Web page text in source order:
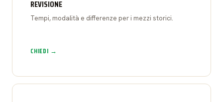
REVISIONE
Tempi, modalità e differenze per i mezzi storici.
CHIEDI →